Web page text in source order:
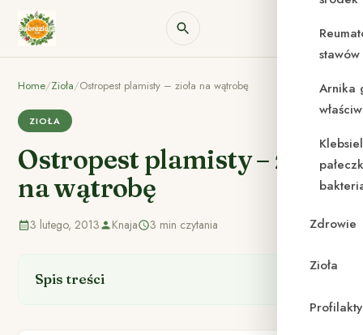
Arnika
Zdrowie
Zioła
Home/Zioła/Ostropest plamisty – zioła na wątrobę
ZIOŁA
Ostropest plamisty – zioła
na wątrobę
3 lutego, 2013 Knaja 3 min czytania
Spis treści